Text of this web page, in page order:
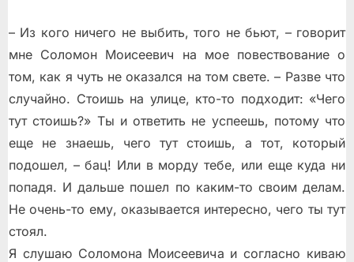
– Из кого ничего не выбить, того не бьют, – говорит
мне Соломон Моисеевич на мое повествование о
том, как я чуть не оказался на том свете. – Разве что
случайно. Стоишь на улице, кто-то подходит: «Чего
тут стоишь?» Ты и ответить не успеешь, потому что
еще не знаешь, чего тут стоишь, а тот, который
подошел, – бац! Или в морду тебе, или еще куда ни
попадя. И дальше пошел по каким-то своим делам.
Не очень-то ему, оказывается интересно, чего ты тут
стоял.
Я слушаю Соломона Моисеевича и согласно киваю